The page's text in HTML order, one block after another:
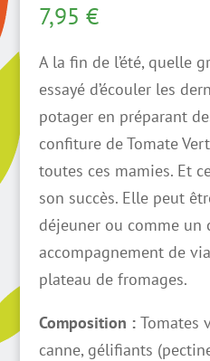
7,95 €
A la fin de l’été, quelle
essayé d’écouler les
potager en préparant
confiture de Tomate
toutes ces mamies. Et
son succès. Elle peut
déjeuner ou comme un
accompagnement de
plateau de fromages.
Composition : Tomates
canne, gélifiants